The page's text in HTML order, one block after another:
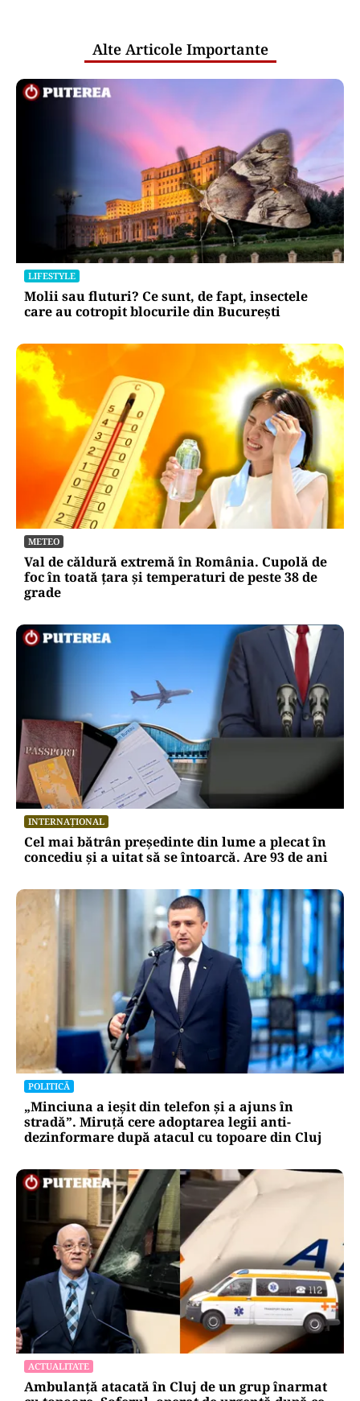
Alte Articole Importante
LIFESTYLE
Molii sau fluturi? Ce sunt, de fapt, insectele
care au cotropit blocurile din București
METEO
Val de căldură extremă în România. Cupolă de
foc în toată țara și temperaturi de peste 38 de
grade
INTERNAȚIONAL
Cel mai bătrân președinte din lume a plecat în
concediu și a uitat să se întoarcă. Are 93 de ani
POLITICĂ
„Minciuna a ieșit din telefon și a ajuns în
stradă”. Miruță cere adoptarea legii anti-
dezinformare după atacul cu topoare din Cluj
ACTUALITATE
Ambulanță atacată în Cluj de un grup înarmat